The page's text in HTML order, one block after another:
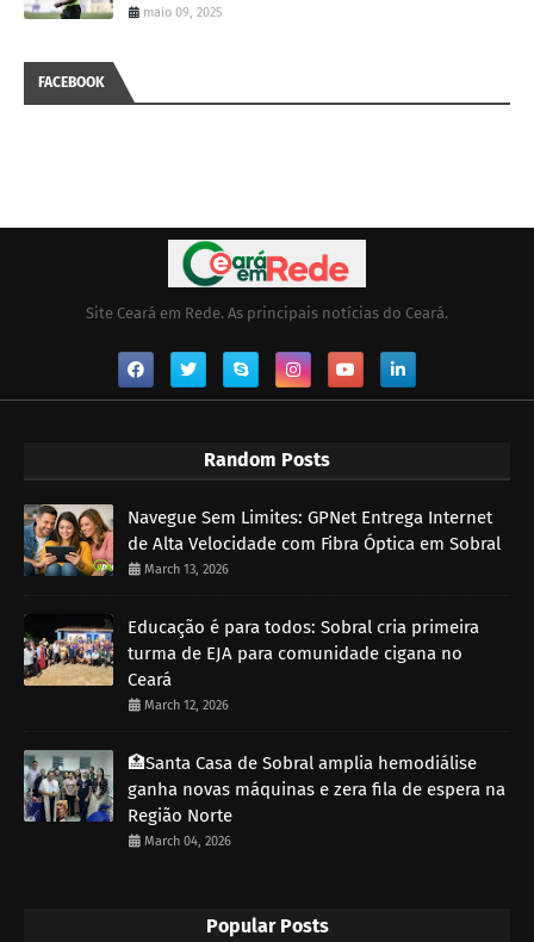
maio 09, 2025
FACEBOOK
Site Ceará em Rede. As principais notícias do Ceará.
Random Posts
Navegue Sem Limites: GPNet Entrega Internet
de Alta Velocidade com Fibra Óptica em Sobral
March 13, 2026
Educação é para todos: Sobral cria primeira
turma de EJA para comunidade cigana no
Ceará
March 12, 2026
🏥Santa Casa de Sobral amplia hemodiálise
ganha novas máquinas e zera fila de espera na
Região Norte
March 04, 2026
Popular Posts